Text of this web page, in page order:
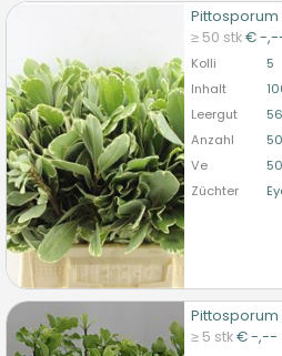
Pittosporum
≥ 50 stk€ -
Kolli 5
Inhalt
Leergut
Anzahl
Ve
50
Züchter
U moet ingelogd zijn om te
bitte anmelden
Pittosporum
≥ 5 stk€ -,--
Pittosporum Sonstig